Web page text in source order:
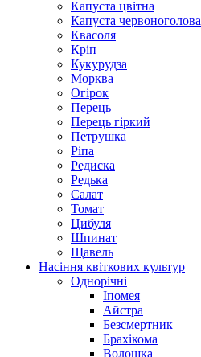
Капуста цвітна
Капуста червоноголова
Квасоля
Кріп
Кукурудза
Морква
Огірок
Перець
Перець гіркий
Петрушка
Ріпа
Редиска
Редька
Салат
Томат
Цибуля
Шпинат
Щавель
Насіння квіткових культур
Однорічні
Іпомея
Айстра
Безсмертник
Брахікома
Волошка